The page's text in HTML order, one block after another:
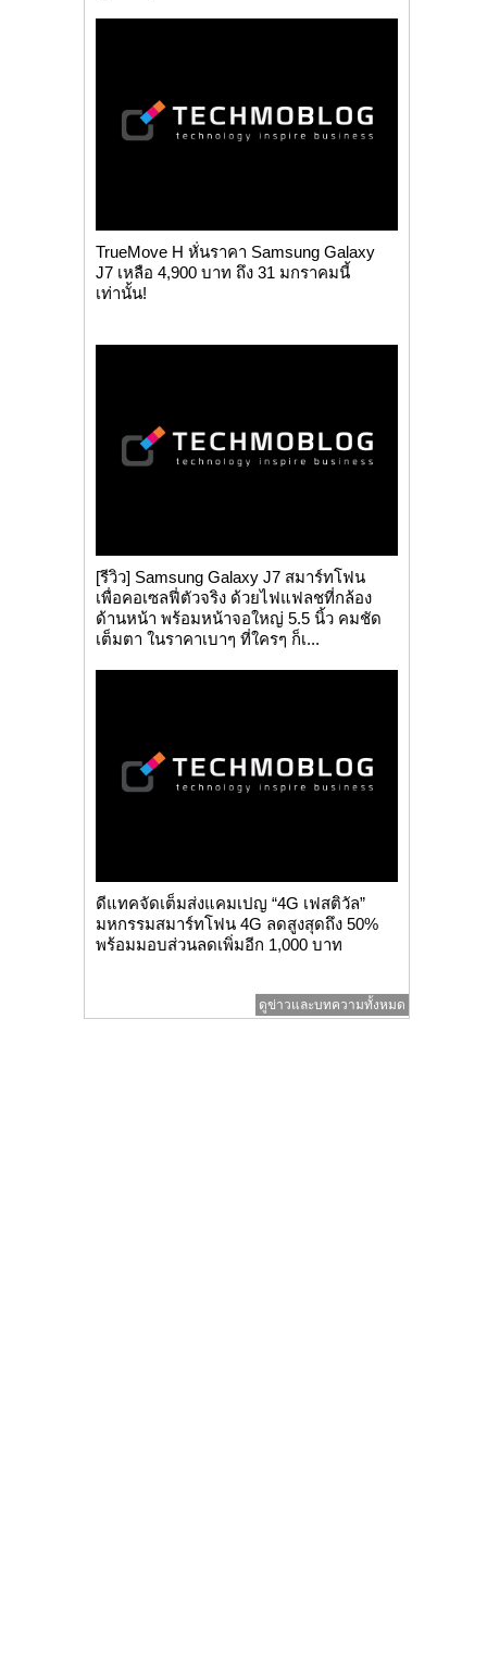
TrueMove H หั่นราคา Samsung Galaxy
J7 เหลือ 4,900 บาท ถึง 31 มกราคมนี้
เท่านั้น!
[รีวิว] Samsung Galaxy J7 สมาร์ทโฟน
เพื่อคอเซลฟี่ตัวจริง ด้วยไฟแฟลชที่กล้อง
ด้านหน้า พร้อมหน้าจอใหญ่ 5.5 นิ้ว คมชัด
เต็มตา ในราคาเบาๆ ที่ใครๆ ก็เ...
ดีแทคจัดเต็มส่งแคมเปญ “4G เฟสติวัล”
มหกรรมสมาร์ทโฟน 4G ลดสูงสุดถึง 50%
พร้อมมอบส่วนลดเพิ่มอีก 1,000 บาท
ดูข่าวและบทความทั้งหมด